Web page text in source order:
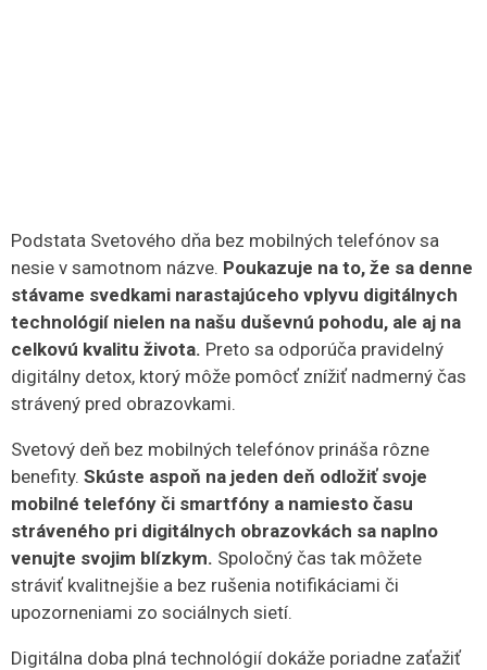
Podstata Svetového dňa bez mobilných telefónov sa
nesie v samotnom názve. Poukazuje na to, že sa denne
stávame svedkami narastajúceho vplyvu digitálnych
technológií nielen na našu duševnú pohodu, ale aj na
celkovú kvalitu života. Preto sa odporúča pravidelný
digitálny detox, ktorý môže pomôcť znížiť nadmerný čas
strávený pred obrazovkami.
Svetový deň bez mobilných telefónov prináša rôzne
benefity. Skúste aspoň na jeden deň odložiť svoje
mobilné telefóny či smartfóny a namiesto času
stráveného pri digitálnych obrazovkách sa naplno
venujte svojim blízkym. Spoločný čas tak môžete
stráviť kvalitnejšie a bez rušenia notifikáciami či
upozorneniami zo sociálnych sietí.
Digitálna doba plná technológií dokáže poriadne zaťažiť